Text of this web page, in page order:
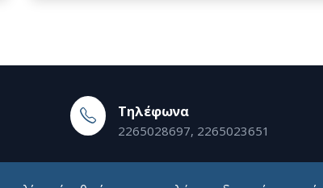
Τηλέφωνα
2265028697, 2265023651